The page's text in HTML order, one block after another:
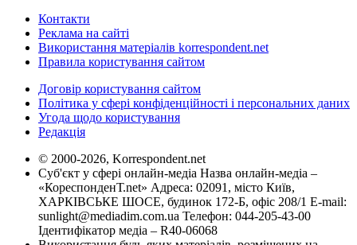
Контакти
Реклама на сайті
Використання матеріалів korrespondent.net
Правила користування сайтом
Договір користування сайтом
Політика у сфері конфіденційності і персональних даних
Угода щодо користування
Редакція
© 2000-2026, Korrespondent.net
Суб'єкт у сфері онлайн-медіа Назва онлайн-медіа –
«КореспонденТ.net» Адреса: 02091, місто Київ,
ХАРКІВСЬКЕ ШОСЕ, будинок 172-Б, офіс 208/1 E-mail:
sunlight@mediadim.com.ua Телефон: 044-205-43-00
Ідентифікатор медіа – R40-06068